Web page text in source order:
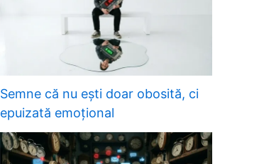
Semne că nu ești doar obosită, ci
epuizată emoțional